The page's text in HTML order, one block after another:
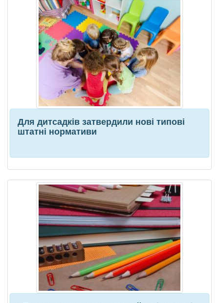
Для дитсадків затвердили нові типові
штатні нормативи